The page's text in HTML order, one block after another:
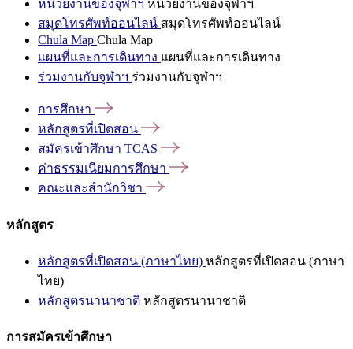
หน่วยงานของจุฬาฯ หน่วยงานของจุฬาฯ
สมุดโทรศัพท์ออนไลน์ สมุดโทรศัพท์ออนไลน์
Chula Map Chula Map
แผนที่และการเดินทาง แผนที่และการเดินทาง
ร่วมงานกับจุฬาฯ ร่วมงานกับจุฬาฯ
การศึกษา
หลักสูตรที่เปิดสอน
สมัครเข้าศึกษา TCAS
ค่าธรรมเนียมการศึกษา
คณะและสำนักวิชา
หลักสูตร
หลักสูตรที่เปิดสอน (ภาษาไทย) หลักสูตรที่เปิดสอน (ภาษา
ไทย)
หลักสูตรนานาชาติ หลักสูตรนานาชาติ
การสมัครเข้าศึกษา